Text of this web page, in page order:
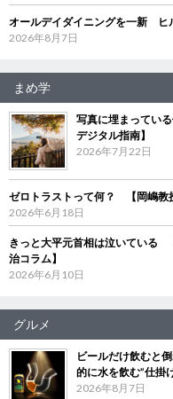
オールデイダイニングを一新 ヒ
2026年8月7日
まめ学
写真に埋まってい
デジタル指南】
2026年7月22日
ゼロトラストって何？ 【岡嶋教
2026年6月18日
きっと大平元首相は泣いている
治コラム】
2026年6月10日
グルメ
ビールだけ飲むと
的に水を飲む”仕掛
2026年8月7日